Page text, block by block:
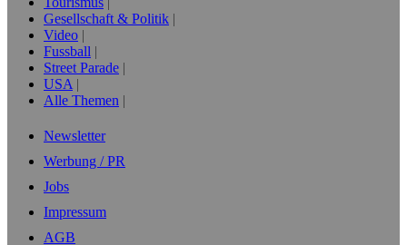
Gesellschaft & Politik
Video
Fussball
Street Parade
USA
Alle Themen
Newsletter
Werbung / PR
Jobs
Impressum
AGB